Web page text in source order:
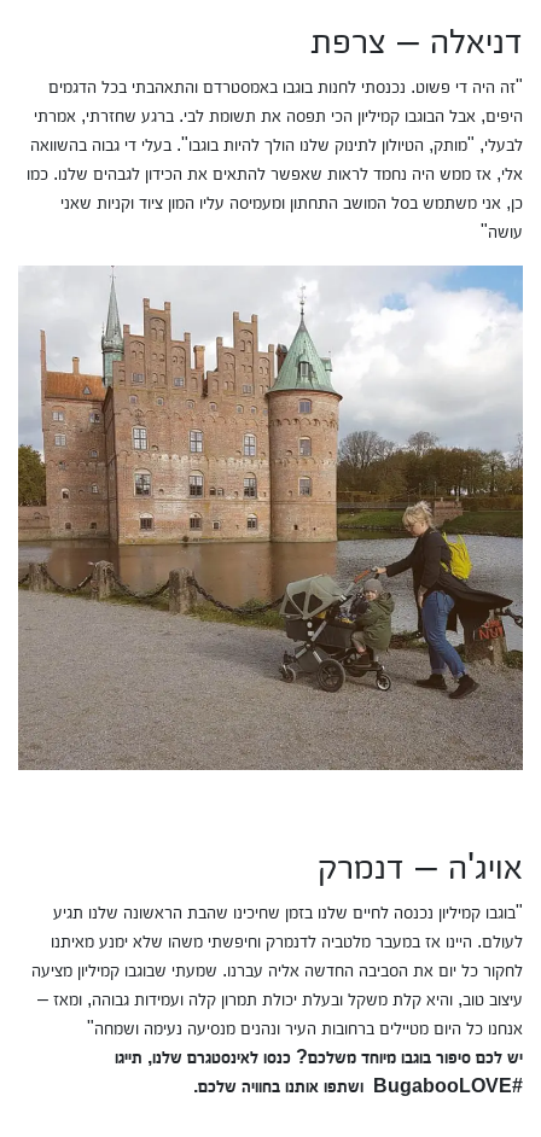
דניאלה – צרפת
"זה היה די פשוט. נכנסתי לחנות בוגבו באמסטרדם והתאהבתי בכל הדגמים
היפים, אבל הבוגבו קמיליון הכי תפסה את תשומת לבי. ברגע שחזרתי, אמרתי
לבעלי, "מותק, הטיולון לתינוק שלנו הולך להיות בוגבו". בעלי די גבוה בהשוואה
אלי, אז ממש היה נחמד לראות שאפשר להתאים את הכידון לגבהים שלנו. כמו
כן, אני משתמש בסל המושב התחתון ומעמיסה עליו המון ציוד וקניות שאני
עושה"
אויג'ה – דנמרק
"בוגבו קמיליון נכנסה לחיים שלנו בזמן שחיכינו שהבת הראשונה שלנו תגיע
לעולם. היינו אז במעבר מלטביה לדנמרק וחיפשתי משהו שלא ימנע מאיתנו
לחקור כל יום את הסביבה החדשה אליה עברנו. שמעתי שבוגבו קמיליון מציעה
עיצוב טוב, והיא קלת משקל ובעלת יכולת תמרון קלה ועמידות גבוהה, ומאז –
אנחנו כל היום מטיילים ברחובות העיר ונהנים מנסיעה נעימה ושמחה"
יש לכם סיפור בוגבו מיוחד משלכם? כנסו לאינסטגרם שלנו, תייגו
#BugabooLOVE ושתפו אותנו בחוויה שלכם.